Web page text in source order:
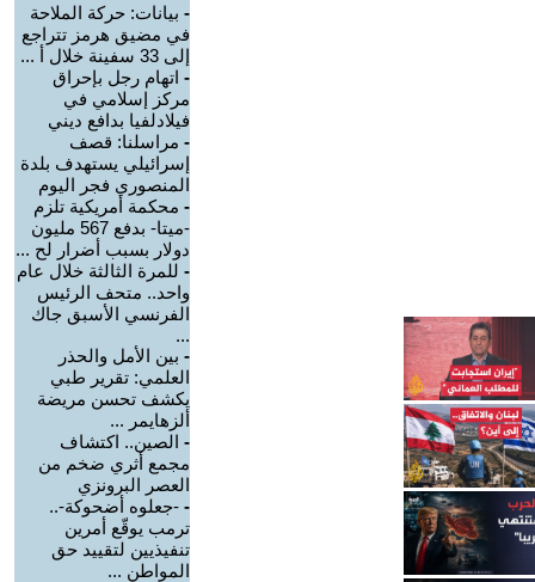
- بيانات: حركة الملاحة
في مضيق هرمز تتراجع
إلى 33 سفينة خلال أ ...
- اتهام رجل بإحراق
مركز إسلامي في
فيلادلفيا بدافع ديني
- مراسلنا: قصف
إسرائيلي يستهدف بلدة
المنصوري فجر اليوم
- محكمة أمريكية تلزم
-ميتا- بدفع 567 مليون
دولار بسبب أضرار لح ...
- للمرة الثالثة خلال عام
واحد.. متحف الرئيس
الفرنسي الأسبق جاك
...
- بين الأمل والحذر
العلمي: تقرير طبي
يكشف تحسن مريضة
ألزهايمر ...
- الصين.. اكتشاف
مجمع أثري ضخم من
العصر البرونزي
- -جعلوه أضحوكة-..
ترمب يوقّع أمرين
تنفيذيين لتقييد حق
المواطن ...